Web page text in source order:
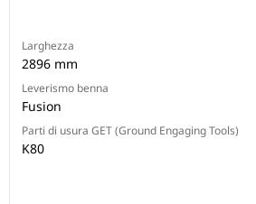
Larghezza
2896 mm
Leverismo benna
Fusion
Parti di usura GET (Ground Engaging Tools)
K80